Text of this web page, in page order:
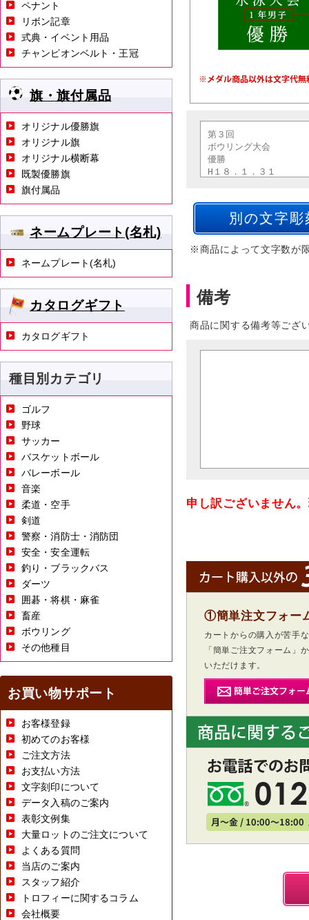
※商品によって文字数が
備考
商品に関する備考等ござ
申し訳ございません
①簡単注文フォー
カートからの購入が苦手
「簡単ご注文フォーム」
いただけます。
ペナント
リボン記章
式典・イベント用品
チャンピオンベルト・王冠
旗・旗付属品
オリジナル優勝旗
オリジナル旗
オリジナル横断幕
既製優勝旗
旗付属品
ネームプレート(名札)
ネームプレート(名札)
カタログギフト
カタログギフト
種目別カテゴリ
ゴルフ
野球
サッカー
バスケットボール
バレーボール
音楽
柔道・空手
剣道
警察・消防士・消防団
安全・安全運転
釣り・ブラックバス
ダーツ
囲碁・将棋・麻雀
畜産
ボウリング
その他種目
お買い物サポート
お客様登録
初めてのお客様
ご注文方法
お支払い方法
文字刻印について
データ入稿のご案内
表彰文例集
大量ロットのご注文について
よくある質問
当店のご案内
スタッフ紹介
トロフィーに関するコラム
会社概要